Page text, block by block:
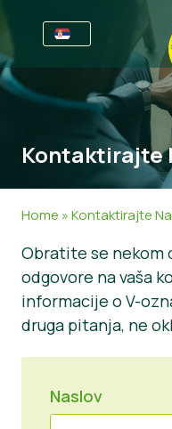
Za Preduzeća
Informacije za
V-Label
Resources
Nabavite V-
Informacije
Ne-hrana
Gastronomija
CPP
Sertifikovani
O Nama
Kontaktirajte Nas
Nabavite V-
Prijavi
Customer area
Kontaktirajte
Home »Kontaktirajte
Obratite se nekom
odgovore na vaša
informacije o V-
druga pitanja, ne
Naslov